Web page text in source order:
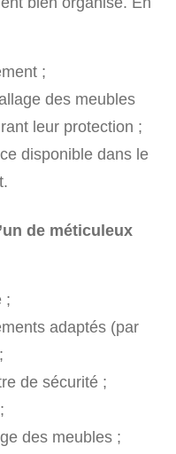
;
des meubles
leur protection ;
disponible dans le
de méticuleux
;
adaptés (par
de sécurité ;
des meubles ;